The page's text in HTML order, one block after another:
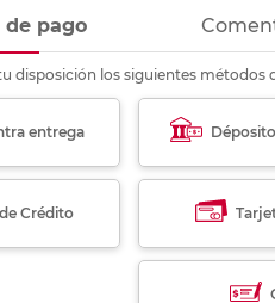
de pago
disposición los siguientes métodos
entrega
Crédito